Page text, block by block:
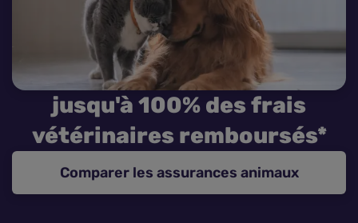
Assurance Moto
Assurance Habitation
Assurance de prêt
Prévoyance
Assurance Animaux
jusqu'à 100% des frais
vétérinaires remboursés*
Comparer les assurances animaux